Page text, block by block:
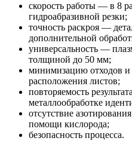
скорость работы — в 8
гидроабразивной резки;
точность раскроя —
дополнительной
универсальность —
толщиной до 50 мм;
минимизацию отходов и
расположения листов;
повторяемость
металлообработке
отсутствие
помощи кислорода;
безопасность процесса.